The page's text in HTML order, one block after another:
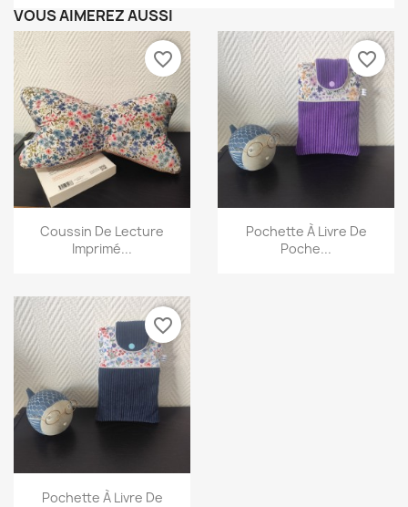
VOUS AIMEREZ AUSSI
Aperçu rapide
Coussin De Lecture
Imprimé...
favorite_border
Aperçu rapide
Pochette À Livre De
Poche...
favorite_border
Aperçu rapide
Pochette À Livre De
favorite_border
Nom de la liste d'envies
Annuler Créer une liste d'envies